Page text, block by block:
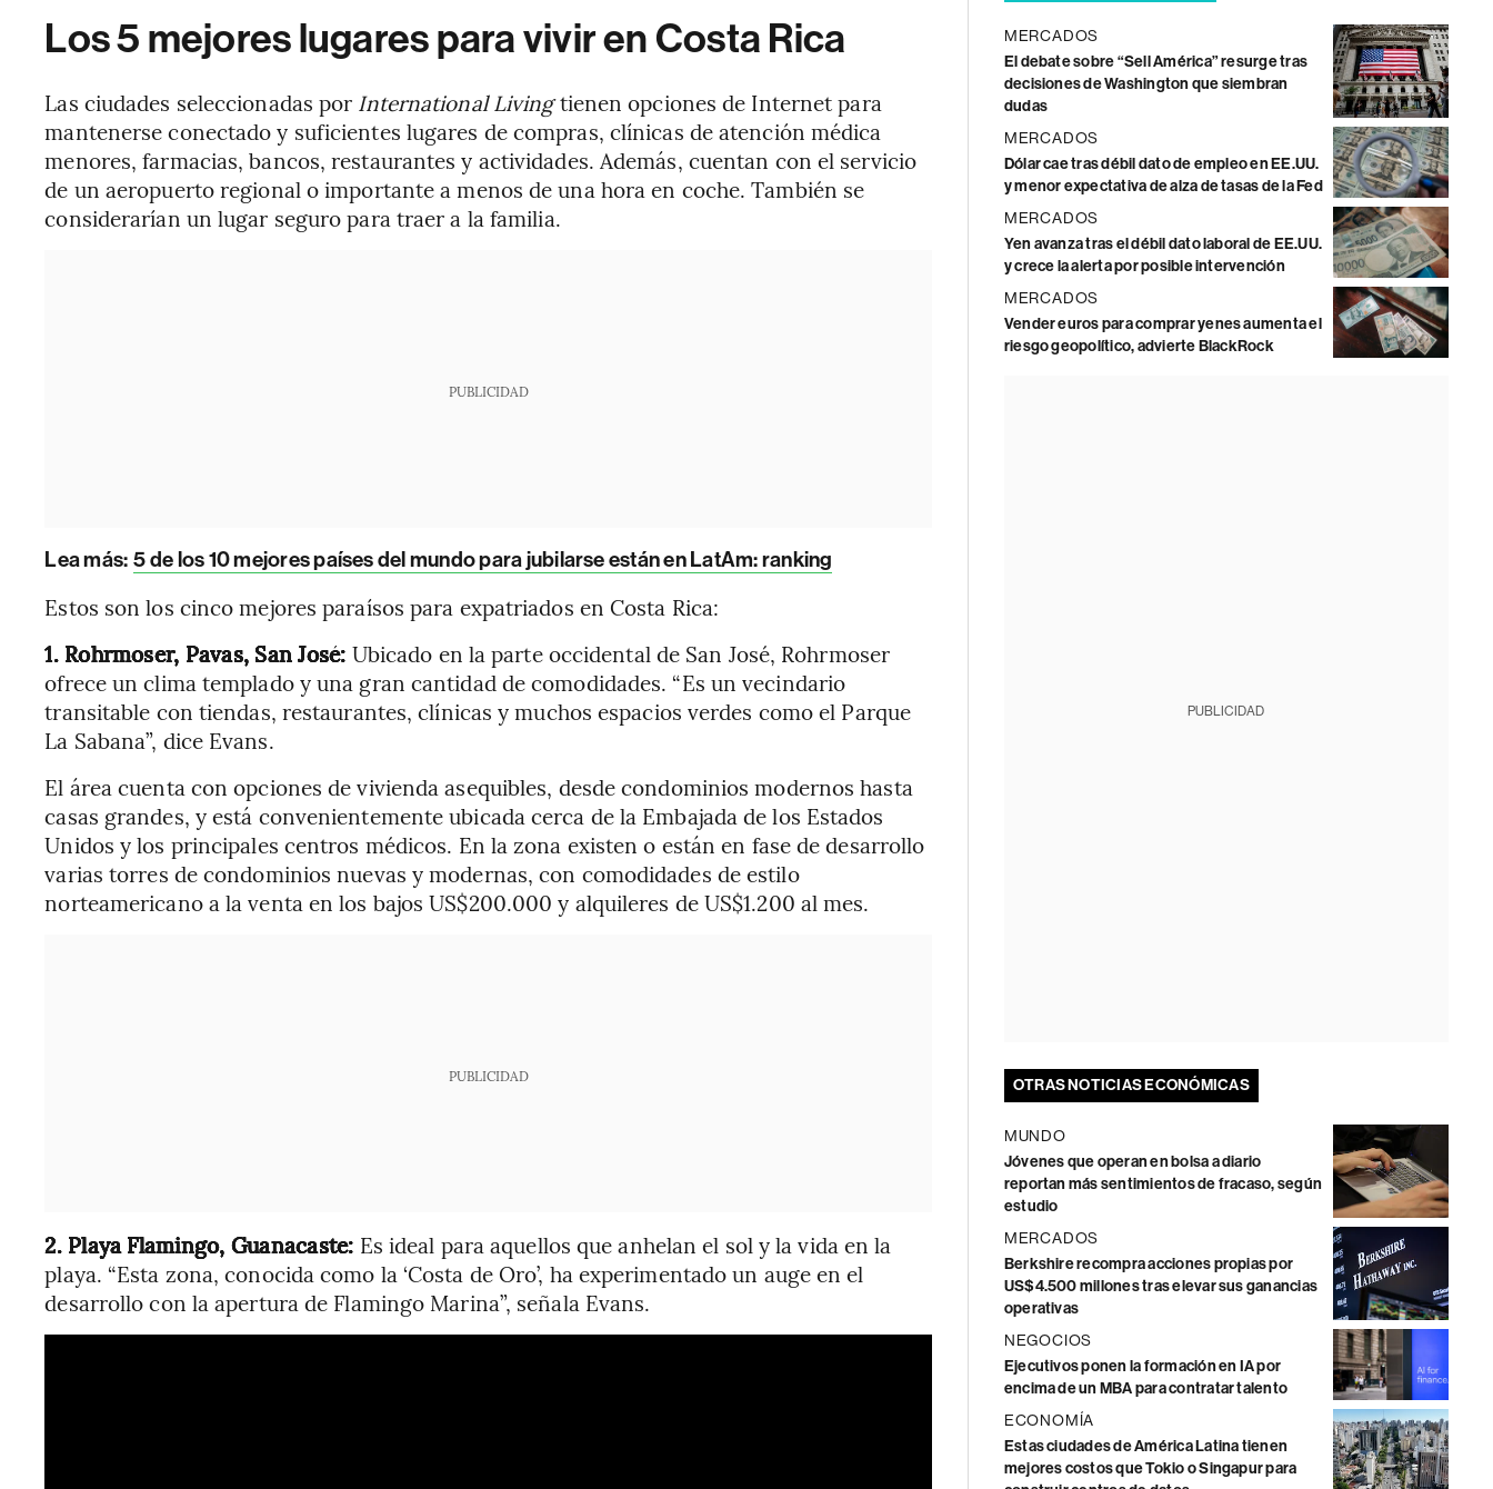
Los 5 mejores lugares para vivir en Costa Rica
Las ciudades seleccionadas por International Livingtienen opciones de Internet para
mantenerse conectado y suficientes lugares de compras, clínicas de atención médica
menores, farmacias, bancos, restaurantes y actividades. Además, cuentan con el servicio
de un aeropuerto regional o importante a menos de una hora en coche. También se
considerarían un lugar seguro para traer a la familia.
PUBLICIDAD
Lea más: 5 de los 10 mejores países del mundo para jubilarse están en LatAm: ranking
Estos son los cinco mejores paraísos para expatriados en Costa Rica:
1. Rohrmoser, Pavas, San José: Ubicado en la parte occidental de San José, Rohrmoser
ofrece un clima templado y una gran cantidad de comodidades. “Es un vecindario
transitable con tiendas, restaurantes, clínicas y muchos espacios verdes como el Parque
La Sabana”, dice Evans.
El área cuenta con opciones de vivienda asequibles, desde condominios modernos hasta
casas grandes, y está convenientemente ubicada cerca de la Embajada de los Estados
Unidos y los principales centros médicos. En la zona existen o están en fase de desarrollo
varias torres de condominios nuevas y modernas, con comodidades de estilo
norteamericano a la venta en los bajos US$200.000 y alquileres de US$1.200 al mes.
PUBLICIDAD
2. Playa Flamingo, Guanacaste: Es ideal para aquellos que anhelan el sol y la vida en la
playa. “Esta zona, conocida como la ‘Costa de Oro’, ha experimentado un auge en el
desarrollo con la apertura de Flamingo Marina”, señala Evans.
MERCADOS
El debate sobre “Sell América” resurge tras
decisiones de Washington que siembran
dudas
MERCADOS
Dólar cae tras débil dato de empleo en EE.UU.
y menor expectativa de alza de tasas de la Fed
MERCADOS
Yen avanza tras el débil dato laboral de EE.UU.
y crece la alerta por posible intervención
MERCADOS
Vender euros para comprar yenes aumenta el
riesgo geopolítico, advierte BlackRock
PUBLICIDAD
OTRAS NOTICIAS ECONÓMICAS
MUNDO
Jóvenes que operan en bolsa a diario
reportan más sentimientos de fracaso, según
estudio
MERCADOS
Berkshire recompra acciones propias por
US$4.500 millones tras elevar sus ganancias
operativas
NEGOCIOS
Ejecutivos ponen la formación en IA por
encima de un MBA para contratar talento
ECONOMÍA
Estas ciudades de América Latina tienen
mejores costos que Tokio o Singapur para